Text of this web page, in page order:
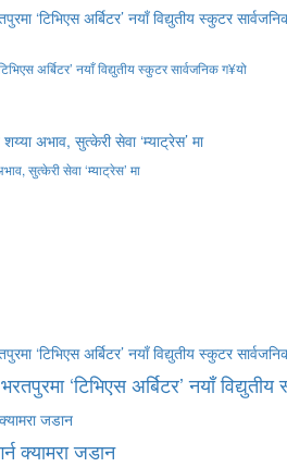
अर्बिटर’ नयाँ विद्युतीय स्कुटर सार्वजनिक ग¥यो
सुत्केरी सेवा ‘म्याट्रेस’ मा
‘टिभिएस अर्बिटर’ नयाँ
क्यामरा जडान